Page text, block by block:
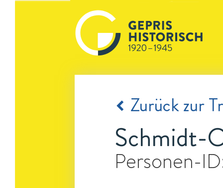
Zurück zur
Schmidt-
Personen-